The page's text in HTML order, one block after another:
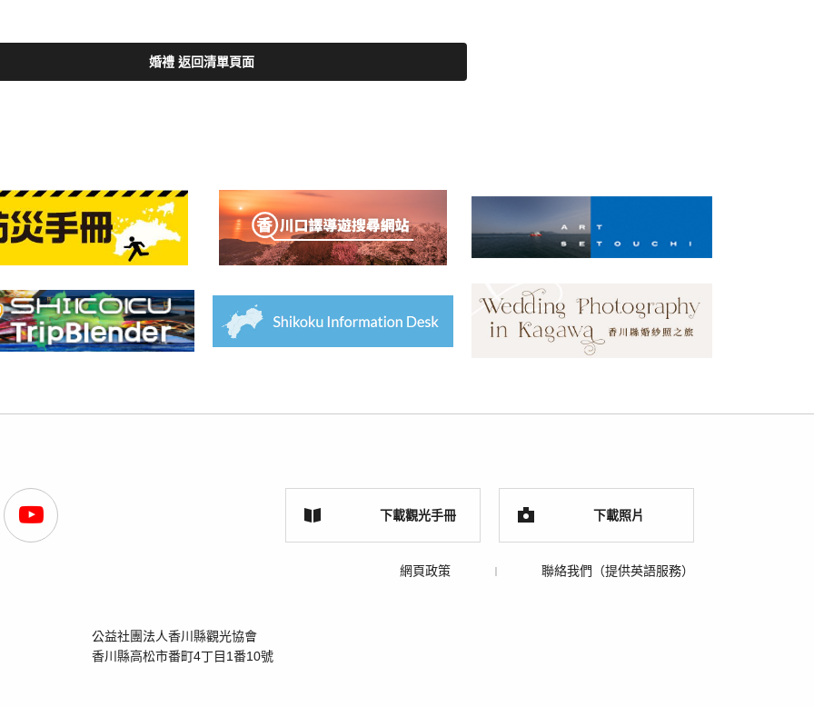
婚禮 返回清單頁面
下載觀光手冊 下載照片
網頁政策 聯絡我們（提供英語服務）
公益社團法人香川縣觀光協會
香川縣高松市番町4丁目1番10號